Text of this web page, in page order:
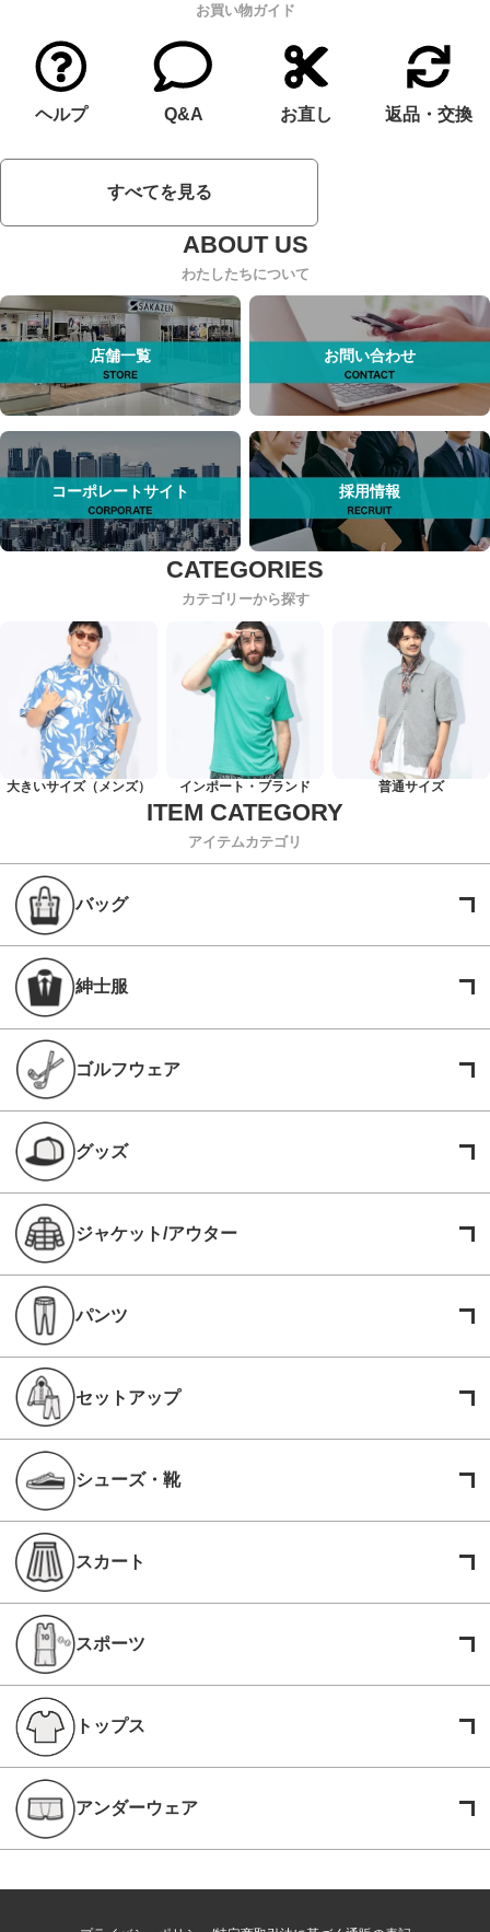
お買い物ガイド
ヘルプ Q&A お直し 返品・交換
すべてを見る
わたしたちについて
店舗一覧 お問い合わせ
コーポレートサイト 採用情報
カテゴリーから探す
大きいサイズ（メンズ） インポート・ブランド 普通サイズ
アイテムカテゴリ
バッグ
紳士服
ゴルフウェア
グッズ
ジャケット/アウター
パンツ
セットアップ
シューズ・靴
スカート
スポーツ
トップス
アンダーウェア